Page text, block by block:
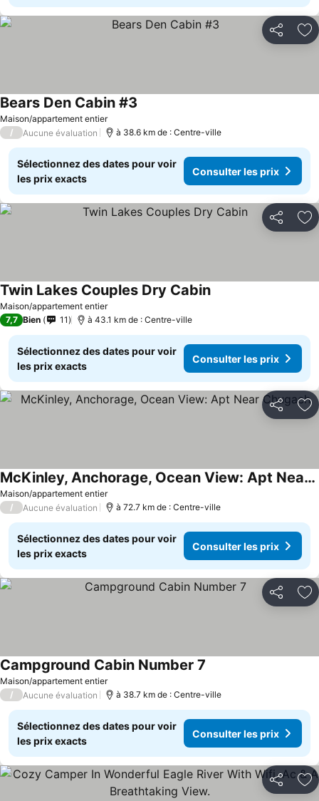
Partager
Maison/appartement entier
Bears Den Cabin #3
/ Aucune évaluation à 38.6 km de : Centre-ville
Sélectionnez des dates pour voir
les prix exacts
Consulter les prix
Partager
Maison/appartement entier
Twin Lakes Couples Dry Cabin
7,7 Bien 11 à 43.1 km de : Centre-ville
Sélectionnez des dates pour voir
les prix exacts
Consulter les prix
Partager
Maison/appartement entier
McKinley, Anchorage, Ocean View: Apt Near Chugach
/ Aucune évaluation à 72.7 km de : Centre-ville
Sélectionnez des dates pour voir
les prix exacts
Consulter les prix
Partager
Maison/appartement entier
Campground Cabin Number 7
/ Aucune évaluation à 38.7 km de : Centre-ville
Sélectionnez des dates pour voir
les prix exacts
Consulter les prix
Partager